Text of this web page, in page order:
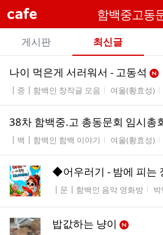
cafe 함백중고동
카
게시판 최신글
전
글
리
나이 먹은게 서러워서 - 고동석
게시판명
┃중┃함백인 창작글 모음 작성자
여울(황효성)
38차 함백중.고 총동문회 임시총
게시판명
┃백┃함백인 함백 이야기 작성자
여울(황효성)
◆어우러기 - 밤에 피는
게시판명
┃문┃함백인 음악 영화방 작
밥값하는 냥이